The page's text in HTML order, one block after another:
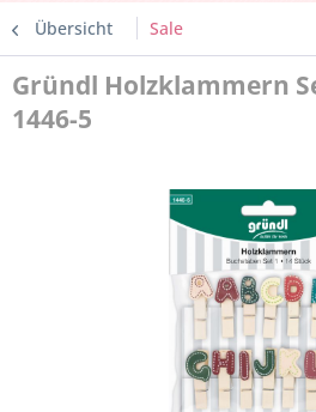
Übersicht Sale
Gründl Holzklammern
1446-5